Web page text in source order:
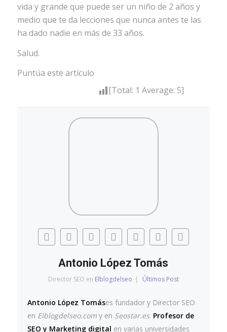
vida y grande que puede ser un niño de 2 años y
medio que te da lecciones que nunca antes te las
ha dado nadie en más de 33 años.
Salud.
Puntúa este artículo
[Total: 1 Average: 5]
Antonio López Tomás
Director SEO en Elblogdelseo | Últimos Post
Antonio López Tomáses fundador y Director SEO
en Elblogdelseo.comy en Seostar.es. Profesor de
SEO y Marketing digital en varias universidades